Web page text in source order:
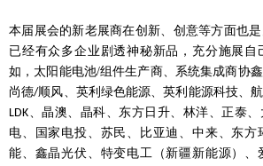
本届展会的新老展商在创新、创意等方面也是
已经有众多企业剧透神秘新品，充分施展自
如，太阳能电池/组件生产商、系统集成商协
尚德/顺风、英利绿色能源、英利能源科技、
LDK、晶澳、晶科、东方日升、林洋、正泰
电、国家电投、苏民、比亚迪、中来、东方
能、鑫晶光伏、特变电工（新疆新能源）、